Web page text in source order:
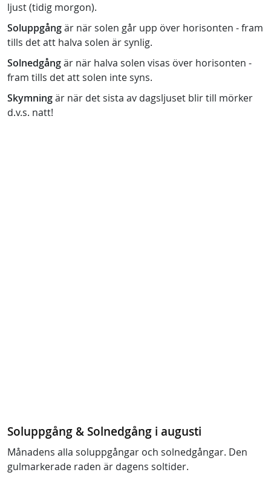
ljust (tidig morgon).
Soluppgångär när solen går upp över horisonten - fram
tills det att halva solen är synlig.
Solnedgångär när halva solen visas över horisonten -
fram tills det att solen inte syns.
Skymningär när det sista av dagsljuset blir till mörker
d.v.s. natt!
Soluppgång & Solnedgång i augusti
Månadens alla soluppgångar och solnedgångar. Den
gulmarkerade raden är dagens soltider.